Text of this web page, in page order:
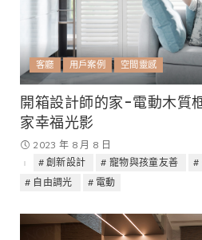
客廳 用戶案例 空間靈感
開箱設計師的家-電動木質
家幸福光影
2023 年 8 月 8 日
創新設計
寵物與孩童友善
自由調光
電動